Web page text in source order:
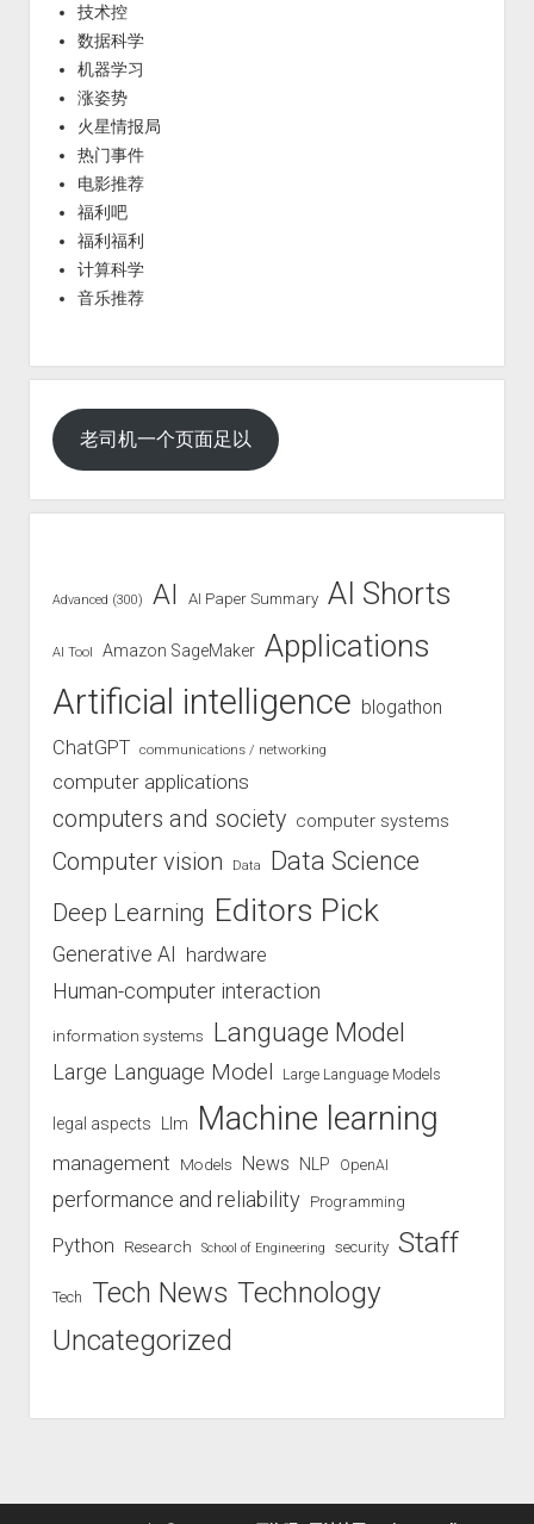
技术控
数据科学
机器学习
涨姿势
火星情报局
热门事件
电影推荐
福利吧
福利福利
计算科学
音乐推荐
老司机一个页面足以
Advanced (300) AI AI Paper Summary AI Shorts
AI Tool Amazon SageMaker Applications
Artificial intelligence blogathon
ChatGPT communications / networking
computer applications
computers and society computer systems
Computer vision Data Data Science
Deep Learning Editors Pick
Generative AI hardware
Human-computer interaction
information systems Language Model
Large Language Model Large Language Models
legal aspects Llm Machine learning
management Models News NLP OpenAI
performance and reliability Programming
Python Research School of Engineering security Staff
Tech Tech News Technology
Uncategorized